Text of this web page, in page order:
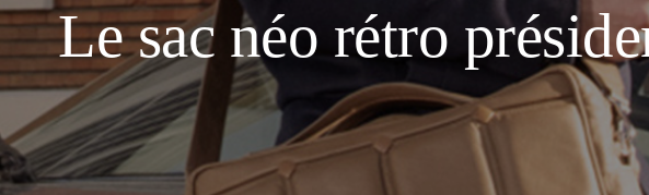
Le sac néo rétro